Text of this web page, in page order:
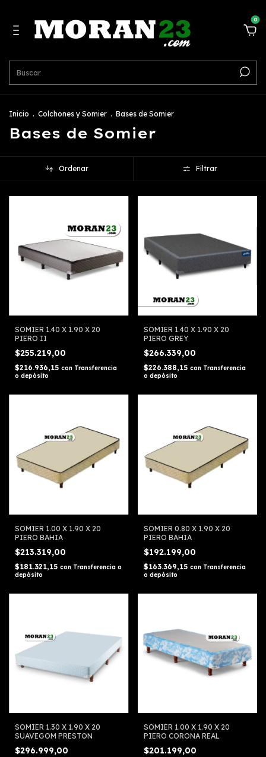
0
Inicio . Colchones y Somier . Bases de Somier
Bases de Somier
Ordenar Filtrar
SOMIER 1.40 X 1.90 X 20
PIERO II
$255.219,00
$216.936,15 con Transferencia
o depósito
SOMIER 1.40 X 1.90 X 20
PIERO GREY
$266.339,00
$226.388,15 con Transferencia
o depósito
SOMIER 1.00 X 1.90 X 20
PIERO BAHIA
$213.319,00
$181.321,15 con Transferencia o
depósito
SOMIER 0.80 X 1.90 X 20
PIERO BAHIA
$192.199,00
$163.369,15 con Transferencia
o depósito
SOMIER 1.30 X 1.90 X 20
SUAVEGOM PRESTON
$296.999,00
SOMIER 1.00 X 1.90 X 20
PIERO CORONA REAL
$201.199,00